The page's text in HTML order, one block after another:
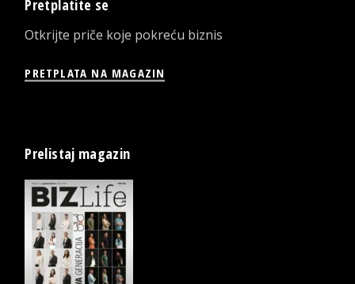
Pretplatite se
Otkrijte priče koje pokreću biznis
PRETPLATA NA MAGAZIN
Prelistaj magazin